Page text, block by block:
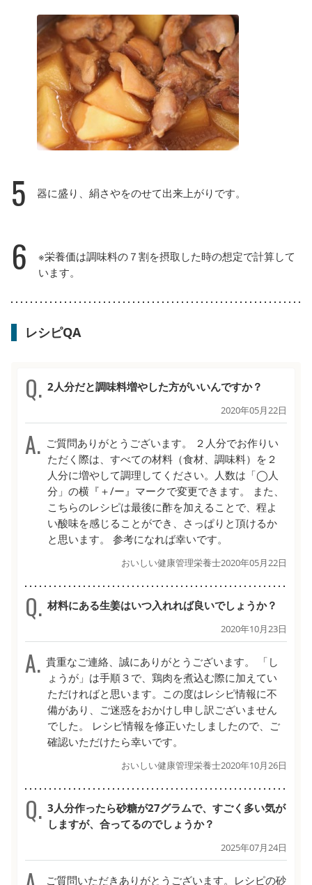
5 器に盛り、絹さやをのせて出来上がりです。
6
※栄養価は調味料の７割を摂取した時の想定で計算して
います。
レシピQA
2人分だと調味料増やした方がいいんですか？
2020年05月22日
ご質問ありがとうございます。 ２人分でお作りい
ただく際は、すべての材料（食材、調味料）を２
人分に増やして調理してください。人数は「◯人
分」の横『＋/ー』マークで変更できます。 また、
こちらのレシピは最後に酢を加えることで、程よ
い酸味を感じることができ、さっぱりと頂けるか
と思います。 参考になれば幸いです。
おいしい健康管理栄養士2020年05月22日
材料にある生姜はいつ入れれば良いでしょうか？
2020年10月23日
貴重なご連絡、誠にありがとうございます。 「し
ょうが」は手順３で、鶏肉を煮込む際に加えてい
ただければと思います。この度はレシピ情報に不
備があり、ご迷惑をおかけし申し訳ございません
でした。 レシピ情報を修正いたしましたので、ご
確認いただけたら幸いです。
おいしい健康管理栄養士2020年10月26日
3人分作ったら砂糖が27グラムで、すごく多い気が
しますが、合ってるのでしょうか？
2025年07月24日
ご質問いただきありがとうございます。レシピの砂